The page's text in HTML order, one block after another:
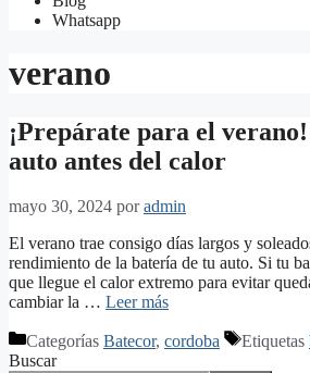
Whatsapp
verano
¡Prepárate para el
auto antes del calor
mayo 30, 2024 poradmin
El verano trae consigo días largos y
rendimiento de la batería de tu auto. Si tu
que llegue el calor extremo para evitar
cambiar la … Leer más
Categorías Batecor, cordoba Etiquetas
Buscar